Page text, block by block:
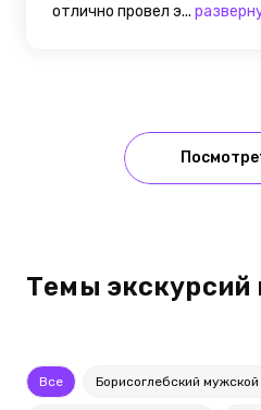
отлично провел э...
Темы экскурсий
Все Борисоглебский